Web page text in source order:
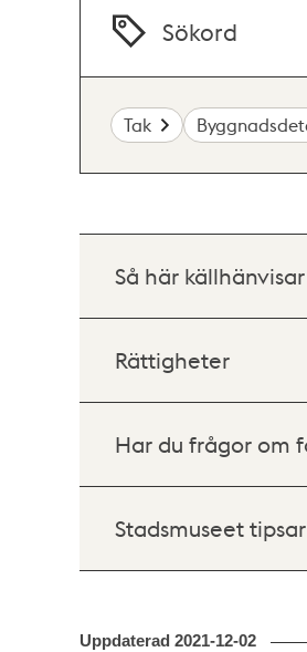
Sökord
Tak
Så här
Rättigheter
Har du frågor om
Stadsmuseet tipsar
Uppdaterad 2021-12-02